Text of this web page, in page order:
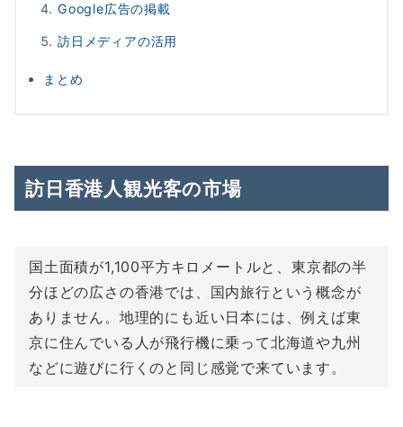
Google広告の掲載
訪日メディアの活用
まとめ
訪日香港人観光客の市場
国土面積が1,100平方キロメートルと、東京都の半
分ほどの広さの香港では、国内旅行という概念が
ありません。地理的にも近い日本には、例えば東
京に住んでいる人が飛行機に乗って北海道や九州
などに遊びに行くのと同じ感覚で来ています。